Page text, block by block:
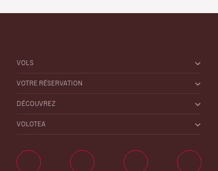
VOLS
VOTRE RÉSERVATION
DÉCOUVREZ
VOLOTEA